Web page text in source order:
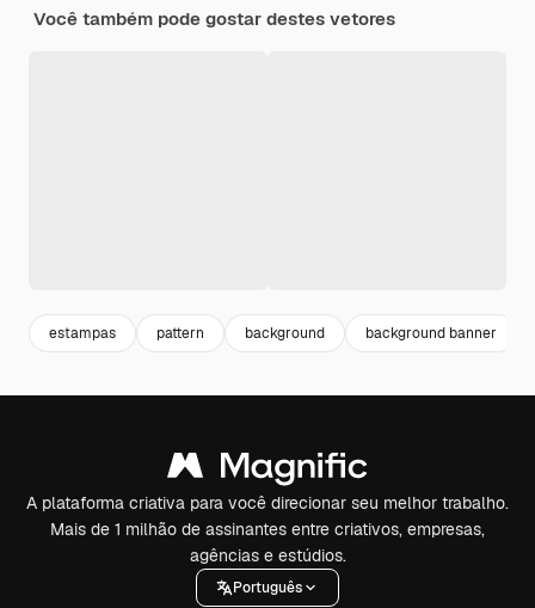
Você também pode gostar destes vetores
estampas pattern background background banner
A plataforma criativa para você direcionar seu melhor trabalho.
Mais de 1 milhão de assinantes entre criativos, empresas,
agências e estúdios.
Português